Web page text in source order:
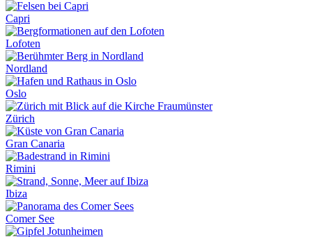
Capri
Lofoten
Nordland
Oslo
Zürich
Gran Canaria
Rimini
Ibiza
Comer See